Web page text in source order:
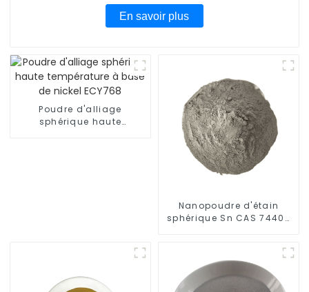
En savoir plus
Poudre d'alliage
sphérique haute
Nanopoudre d'étain
sphérique Sn CAS 7440-